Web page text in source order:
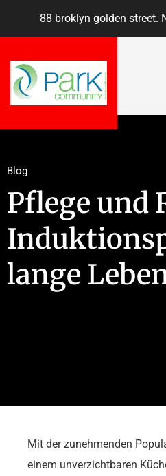
88 broklyn golden street.
Blog
Pflege und
lange
Mit der zunehmenden
einem unverzichtbaren